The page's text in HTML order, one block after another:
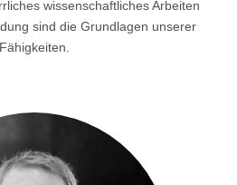
wissenschaftliches Arbeiten
sind die Grundlagen unserer
Fähigkeiten.